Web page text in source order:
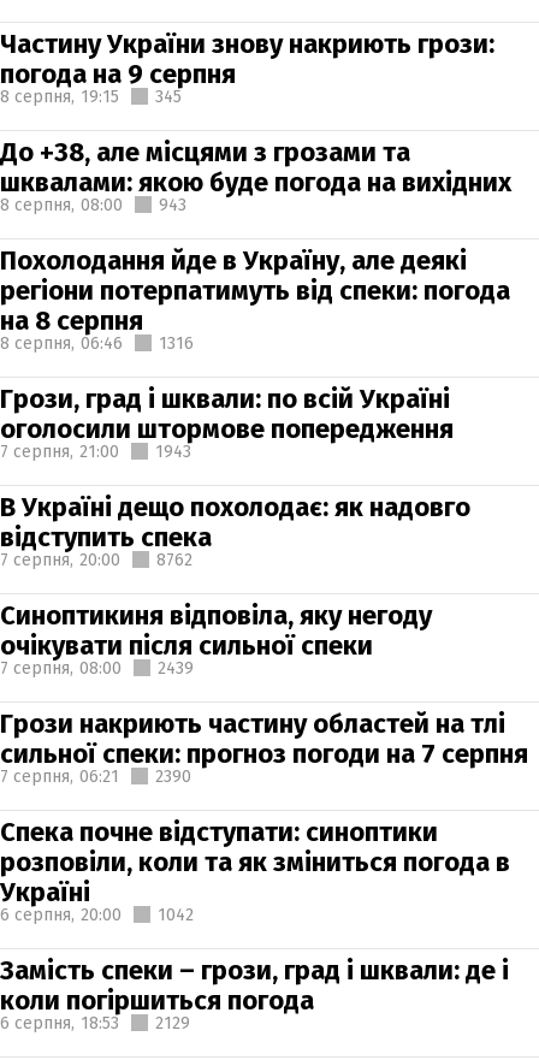
Частину України знову накриють грози:
погода на 9 серпня
8 серпня, 19:15 345
До +38, але місцями з грозами та
шквалами: якою буде погода на вихідних
8 серпня, 08:00 943
Похолодання йде в Україну, але деякі
регіони потерпатимуть від спеки: погода
на 8 серпня
8 серпня, 06:46 1316
Грози, град і шквали: по всій Україні
оголосили штормове попередження
7 серпня, 21:00 1943
В Україні дещо похолодає: як надовго
відступить спека
7 серпня, 20:00 8762
Синоптикиня відповіла, яку негоду
очікувати після сильної спеки
7 серпня, 08:00 2439
Грози накриють частину областей на тлі
сильної спеки: прогноз погоди на 7 серпня
7 серпня, 06:21 2390
Спека почне відступати: синоптики
розповіли, коли та як зміниться погода в
Україні
6 серпня, 20:00 1042
Замість спеки – грози, град і шквали: де і
коли погіршиться погода
6 серпня, 18:53 2129